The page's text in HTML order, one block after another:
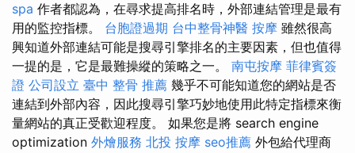
spa 作者都認為，在尋求提高排名時，外部連結管理是最有
用的監控指標。 台胞證過期 台中整骨神醫 按摩 雖然很高
興知道外部連結可能是搜尋引擎排名的主要因素，但也值得
一提的是，它是最難操縱的策略之一。 南屯按摩 菲律賓簽
證 公司設立 臺中 整骨 推薦 幾乎不可能知道您的網站是否
連結到外部內容，因此搜尋引擎巧妙地使用此特定指標來衡
量網站的真正受歡迎程度。 如果您是將 search engine
optimization 外燴服務 北投 按摩 seo推薦 外包給代理商